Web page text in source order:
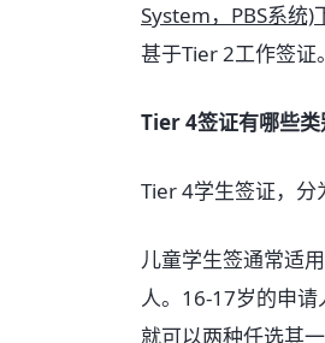
System，PBS系统)
甚于Tier 2工作签证。
Tier 4签证有哪些类
Tier 4学生签证，分
儿童学生签通常适
人。16-17岁的申请
就可以两种任选其一